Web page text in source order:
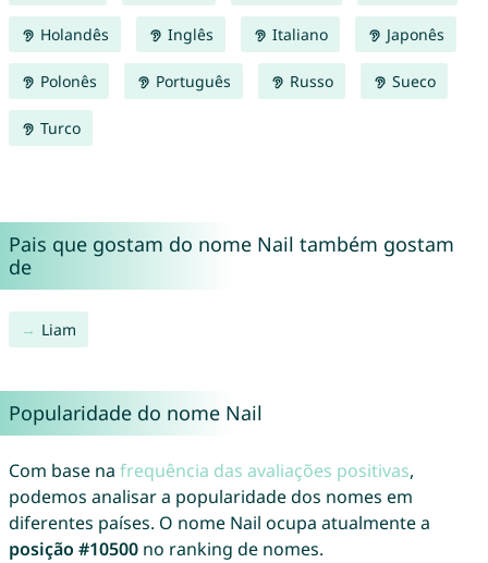
Holandês Inglês Italiano Japonês
Polonês Português Russo Sueco
Turco
Pais que gostam do nome Nail também gostam
de
Liam
Popularidade do nome Nail
Com base na frequência das avaliações positivas,
podemos analisar a popularidade dos nomes em
diferentes países. O nome Nail ocupa atualmente a
posição #10500no ranking de nomes.